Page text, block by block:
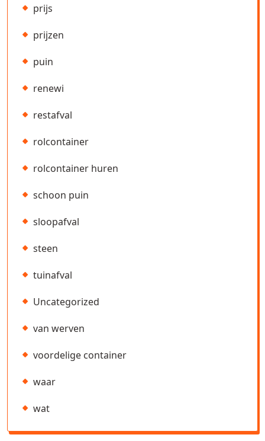
prijs
prijzen
puin
renewi
restafval
rolcontainer
rolcontainer huren
schoon puin
sloopafval
steen
tuinafval
Uncategorized
van werven
voordelige container
waar
wat